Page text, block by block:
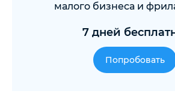
малого бизнеса и
7 дней
Попробовать